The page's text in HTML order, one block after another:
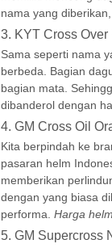
nama yang
3. KYT Cross Over
Sama seperti nama
berbeda. Bagian
bagian mata.
dibanderol dengan
4. GM Cross Oil
Kita berpindah ke
pasaran helm
memberikan
dengan yang biasa
performa. Harga
5. GM Supercross